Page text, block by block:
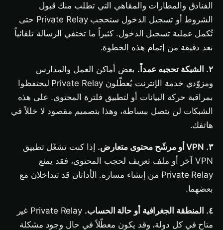
الفنادق والمطارات والمقاهي التي تطلب منك قبول
الشروط أو تسجيل الدخول ستحجب Private Relay حتى
تُكمل عملية تسجيل الدخول. كثيراً ما تختفي الرسالة تلقائياً
بعد دقيقة من إتمام هذه الخطوة.
٢. الشبكة تحجبه عمداً.
بعض أماكن العمل والمدارس
ومزوّدي خدمة الإنترنت يُعطّلون Private Relay ليحتفظوا
بمراقبة حركة البيانات أو لتطبيق فلترة المحتوى. على هذه
الشبكات لن يتصل ببساطة، وهذا بتصميم مقصود لا خللاً في
هاتفك.
٣. VPN أو مرشّح محتوى متعارض.
إذا كنت تشغّل تطبيق
VPN آخر أو ملف تعريف لحجب المحتوى، فقد يمنع
Private Relay من إنشاء مساره. الأداتان قد تتداخلان مع
بعضهما.
٤. المنطقة الجغرافية أو حالة الحساب.
Private Relay غير
متاح في كل دولة، وقد يكون معطّلاً في حال وجود مشكلة